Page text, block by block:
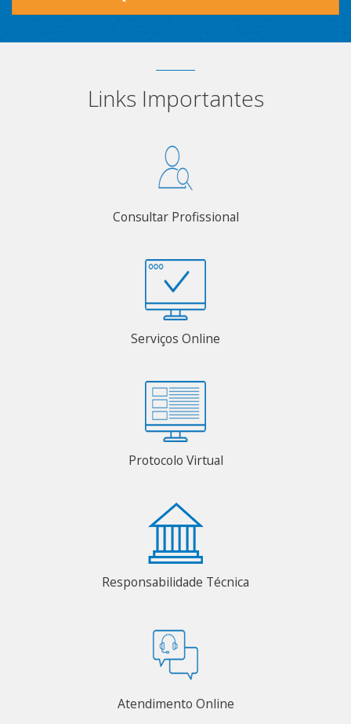
Links Importantes
Consultar Profissional
Serviços Online
Protocolo Virtual
Responsabilidade Técnica
Atendimento Online